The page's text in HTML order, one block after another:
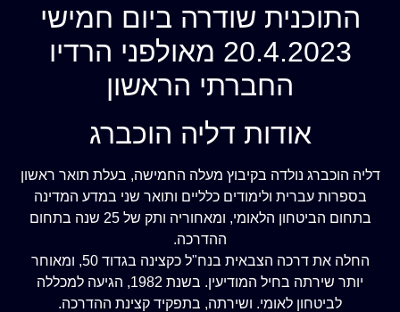
התוכנית שודרה ביום חמישי
20.4.2023 מאולפני הרדיו
החברתי הראשון
אודות דליה הוכברג
דליה הוכברג נולדה בקיבוץ מעלה החמישה, בעלת תואר ראשון
בספרות עברית ולימודים כלליים ותואר שני במדע המדינה
בתחום הביטחון הלאומי, ומאחוריה ותק של 25 שנה בתחום
ההדרכה.
החלה את דרכה הצבאית בנח"ל כקצינה בגדוד 50, ומאוחר
יותר שירתה בחיל המודיעין. בשנת 1982, הגיעה למכללה
לביטחון לאומי. ושירתה, בתפקיד קצינת ההדרכה.